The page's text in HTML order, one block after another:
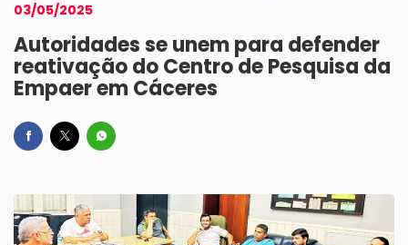
03/05/2025
Autoridades se unem para defender
reativação do Centro de Pesquisa da
Empaer em Cáceres